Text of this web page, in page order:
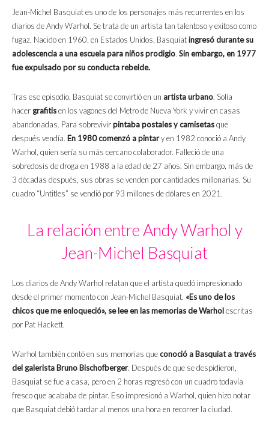
Jean-Michel Basquiat es uno de los personajes más recurrentes en los
diarios de Andy Warhol. Se trata de un artista tan talentoso y exitoso como
fugaz. Nacido en 1960, en Estados Unidos, Basquiatingresó durante su
adolescencia a una escuela para niños prodigio. Sin embargo, en 1977
fue expulsado por su conducta rebelde.
Tras ese episodio, Basquiat se convirtió en un artista urbano. Solía
hacergrafitisen los vagones del Metro de Nueva York y vivir en casas
abandonadas. Para sobrevivirpintaba postales y camisetasque
después vendía. En 1980 comenzó a pintary en 1982 conoció a Andy
Warhol, quien sería su más cercano colaborador. Falleció de una
sobredosis de droga en 1988 a la edad de 27 años. Sin embargo, más de
3 décadas después, sus obras se venden por cantidades millonarias. Su
cuadro “Untitles” se vendió por 93 millones de dólares en 2021.
La relación entre Andy Warhol y
Jean-Michel Basquiat
Los diarios de Andy Warhol relatan que el artista quedó impresionado
desde el primer momento con Jean-Michel Basquiat. «Es uno de los
chicos que me enloqueció», se lee en las memorias de Warholescritas
por Pat Hackett.
Warhol también contó en sus memorias queconoció a Basquiat a través
del galerista Bruno Bischofberger. Después de que se despidieron,
Basquiat se fue a casa, pero en 2 horas regresó con un cuadro todavía
fresco que acababa de pintar. Eso impresionó a Warhol, quien hizo notar
que Basquiat debió tardar al menos una hora en recorrer la ciudad.